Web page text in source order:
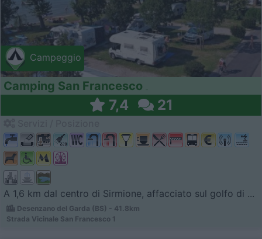
Campeggio
Camping San Francesco
7,4 21
A 1,6 km dal centro di Sirmione, affacciato sul golfo di ...
Desenzano del Garda (BS) - 41.8km
Strada Vicinale San Francesco 1